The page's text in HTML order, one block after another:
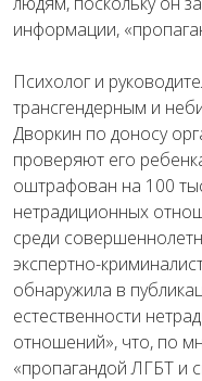
информации,
Психолог и
трансгендерным и
Дворкин по доносу
проверяют его
оштрафован на 100
нетрадиционных
среди
экспертно-
обнаружила в
естественности
отношений», что, по
«пропагандой ЛГБТ и